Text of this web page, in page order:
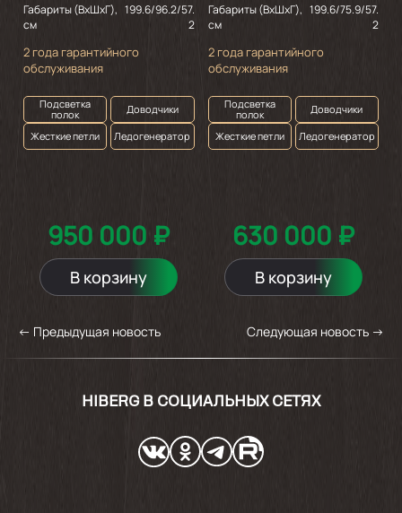
Габариты (ВхШхГ),
см
199.6/96.2/57.
2
2 года гарантийного
обслуживания
Подсветка
полок
Доводчики
Жесткие петли
Ледогенератор
950 000 ₽
В корзину
Габариты (ВхШхГ),
см
199.6/75.9/57.
2
2 года гарантийного
обслуживания
Подсветка
полок
Доводчики
Жесткие петли
Ледогенератор
630 000 ₽
В корзину
← Предыдущая новость Следующая новость →
HIBERG В СОЦИАЛЬНЫХ СЕТЯХ